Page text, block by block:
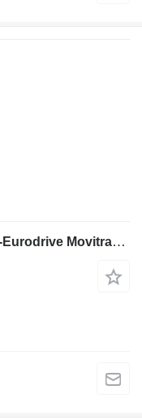
Преобразователь частоты SEW-Eurodrive Movitrac 31C055-503-4-00 для промышленного оборудования